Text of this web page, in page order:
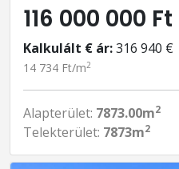
116 000 000 Ft
Kalkulált € ár:316 940 €
14 734 Ft/m2
Alapterület: 7873.00m2
Telekterület: 7873m2